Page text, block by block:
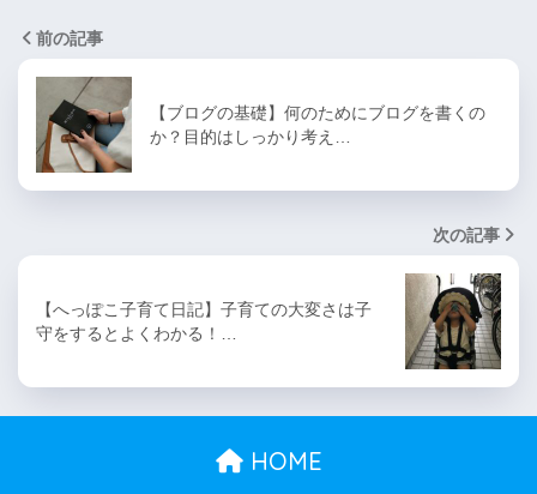
前の記事
【ブログの基礎】何のためにブログを書くの
か？目的はしっかり考え…
次の記事
【へっぽこ子育て日記】子育ての大変さは子
守をするとよくわかる！…
HOME